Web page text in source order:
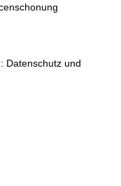
Datenschutz und